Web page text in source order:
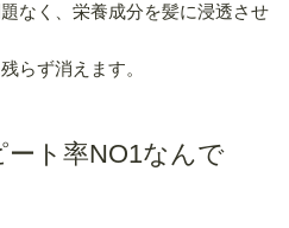
なく、栄養成分を髪に浸透させ
らず消えます。
ート率NO1なんで